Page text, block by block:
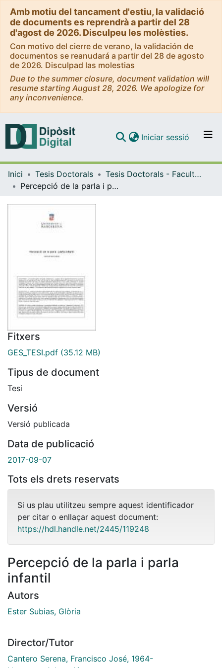
Amb motiu del tancament d'estiu, la validació
de documents es reprendrà a partir del 28
d'agost de 2026. Disculpeu les molèsties.
Con motivo del cierre de verano, la validación de
documentos se reanudará a partir del 28 de agosto
de 2026. Disculpad las molestias
Due to the summer closure, document validation will
resume starting August 28, 2026. We apologize for
any inconvenience.
Navega per tot el DD
Com publicar
Iniciar sessió (current)
Inici Tesis Doctorals
Tesis Doctorals - Facultat - Educació
Percepció de la parla i parla infantil
Fitxers
GES_TESI.pdf (35.12 MB)
Tipus de document
Tesi
Versió
Versió publicada
Data de publicació
2017-09-07
Tots els drets reservats
Si us plau utilitzeu sempre aquest identificador
per citar o enllaçar aquest document:
https://hdl.handle.net/2445/119248
Percepció de la parla i parla
infantil
Autors
Ester Subias, Glòria
Director/Tutor
Cantero Serena, Francisco José, 1964-